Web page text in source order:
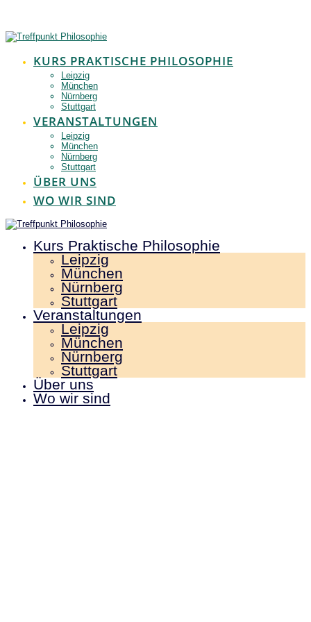
springen
KURS PRAKTISCHE PHILOSOPHIE
Leipzig
München
Nürnberg
Stuttgart
VERANSTALTUNGEN
Leipzig
München
Nürnberg
Stuttgart
ÜBER UNS
WO WIR SIND
Kurs Praktische Philosophie
Leipzig
München
Nürnberg
Stuttgart
Veranstaltungen
Leipzig
München
Nürnberg
Stuttgart
Über uns
Wo wir sind